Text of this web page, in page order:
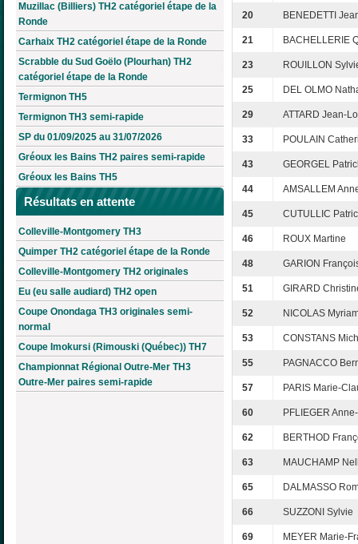
Muzillac (Billiers) TH2 catégoriel étape de la
Ronde
Carhaix TH2 catégoriel étape de la Ronde
Scrabble du Sud Goëlo (Plourhan) TH2
catégoriel étape de la Ronde
Termignon TH5
Termignon TH3 semi-rapide
SP du 01/09/2025 au 31/07/2026
Gréoux les Bains TH2 paires semi-rapide
Gréoux les Bains TH5
Résultats en attente
Colleville-Montgomery TH3
Quimper TH2 catégoriel étape de la Ronde
Colleville-Montgomery TH2 originales
Eu (eu salle audiard) TH2 open
Coupe Onondaga TH3 originales semi-
normal
Coupe Imokursi (Rimouski (Québec)) TH7
Championnat Régional Outre-Mer TH3
Outre-Mer paires semi-rapide
20 BENEDETTI
21 BACHELLERIE
23 ROUILLON
25 DEL OLMO
29 ATTARD Jean-
33 POULAIN
43 GEORGEL
44 AMSALLEM
45 CUTULLIC
46 ROUX Martine
48 GARION
51 GIRARD
52 NICOLAS
53 CONSTANS
55 PAGNACCO
57 PARIS Marie-
60 PFLIEGER
62 BERTHOD
63 MAUCHAMP
65 DALMASSO
66 SUZZONI Sylvie
69 MEYER Marie-